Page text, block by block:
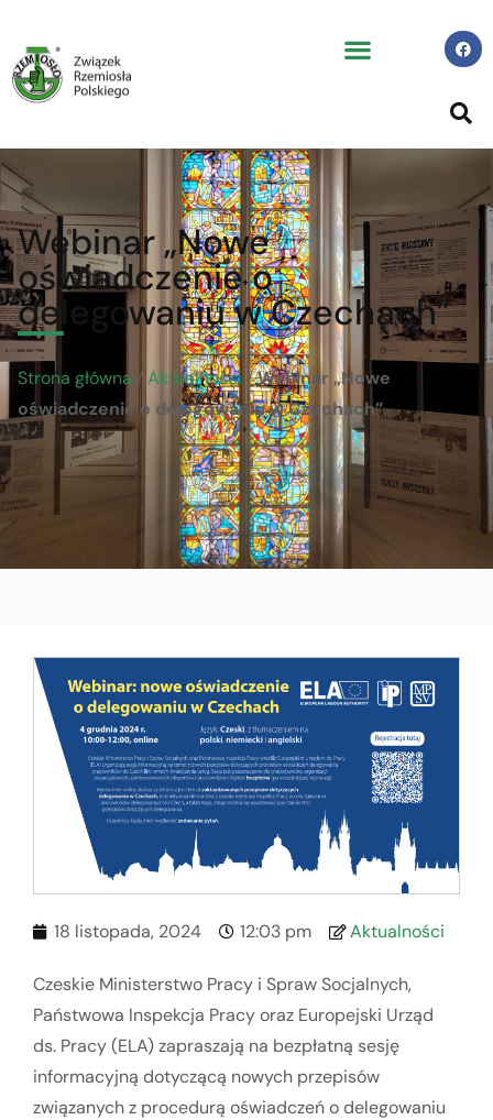
Webinar „Nowe
oświadczenie o
delegowaniu w Czechach”
Strona główna / Aktualności /Webinar „Nowe
oświadczenie o delegowaniu w Czechach”
18 listopada, 2024 12:03 pm Aktualności
Czeskie Ministerstwo Pracy i Spraw Socjalnych,
Państwowa Inspekcja Pracy oraz Europejski Urząd
ds. Pracy (ELA) zapraszają na bezpłatną sesję
informacyjną dotyczącą nowych przepisów
związanych z procedurą oświadczeń o delegowaniu